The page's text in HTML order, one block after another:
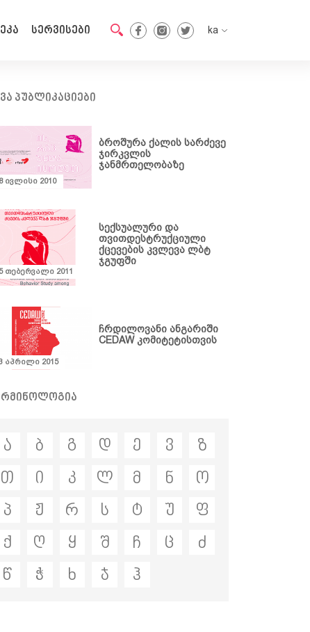
სერვისები
ka
პუბლიკაციები
ბროშურა ქალის სარძევე
ჯირკვლის
ჯანმრთელობაზე
ივლისი 2010
სექსუალური და
თვითდესტრუქციული
ქცევების კვლევა ლბტ
ჯგუფში
თებერვალი 2011
ჩრდილოვანი ანგარიში
CEDAW კომიტეტისთვის
აპრილი 2015
ა ბ გ დ ე ვ
ზ
თ
ი კ ლ მ ნ
ო
პ
ჟ რ ს ტ უ
ფ
ქ
ღ ყ შ ჩ ც
ძ
წ
ჭ ხ ჯ ჰ